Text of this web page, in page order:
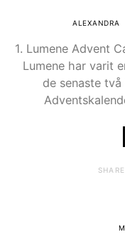
ALEXANDRA
1. Lumene Advent
Lumene har varit
de senaste
SHARE